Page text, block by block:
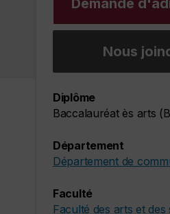
Demande
Nous
Diplôme
Baccalauréat ès arts
Département
Département de
Faculté
Faculté des arts et des